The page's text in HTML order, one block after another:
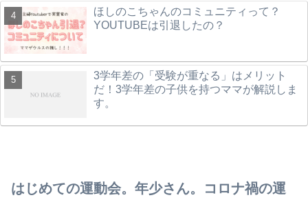
ほしのこちゃんのコミュニティって？
YOUTUBEは引退したの？
3学年差の「受験が重なる」はメリット
だ！3学年差の子供を持つママが解説しま
す。
はじめての運動会。年少さん。コロナ禍の運